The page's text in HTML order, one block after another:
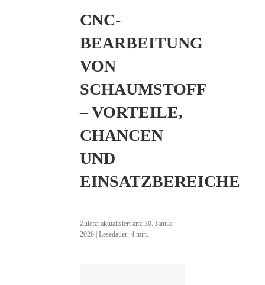
CNC-
BEARBEITUNG
VON
SCHAUMSTOFF
– VORTEILE,
CHANCEN
UND
EINSATZBEREICHE
Zuletzt aktualisiert am: 30. Januar
2026| Lesedauer: 4min.